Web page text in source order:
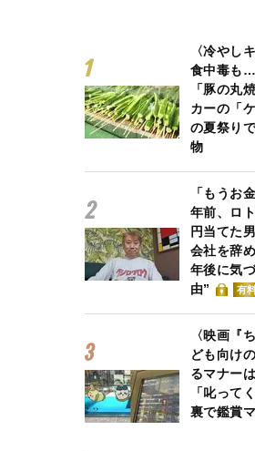
〈冷やし
食中毒も
「豚の丸
カーの「
の夏祭り
物
「もうお
年前、ロ
円当てた
会社を辞
年後に気
由”
有
〈映画『
ども向け
るマナー
「叱って
裏で鑑賞